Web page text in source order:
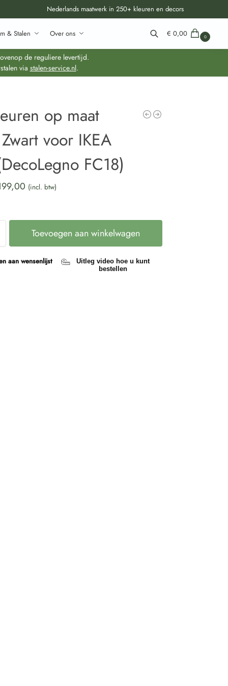
Nederlands maatwerk in 250+ kleuren en decors
& Stalen Over ons
Zoeken
€ 0,00 0
de reguliere levertijd.
via stalen-service.nl.
op maat
voor IKEA
FC18)
(incl. btw)
Toevoegen aan winkelwagen
aan wensenlijst
Uitleg video hoe u kunt
bestellen